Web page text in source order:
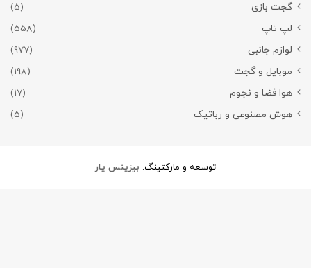
گجت بازی
(5)
لپ تاپ
(558)
لوازم جانبی
(977)
موبایل و گجت
(198)
هوا فضا و نجوم
(17)
هوش مصنوعی و رباتیک
(5)
توسعه و مارکتینگ: بیزینس یار